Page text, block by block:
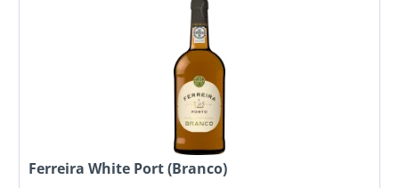
Ferreira White Port (Branco)